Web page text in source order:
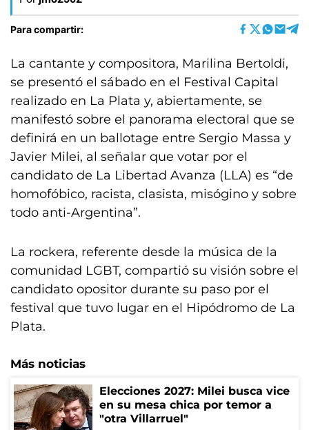
Para compartir:
La cantante y compositora, Marilina Bertoldi,
se presentó el sábado en el Festival Capital
realizado en La Plata y, abiertamente, se
manifestó sobre el panorama electoral que se
definirá en un ballotage entre Sergio Massa y
Javier Milei, al señalar que votar por el
candidato de La Libertad Avanza (LLA) es “de
homofóbico, racista, clasista, misógino y sobre
todo anti-Argentina”.
La rockera, referente desde la música de la
comunidad LGBT, compartió su visión sobre el
candidato opositor durante su paso por el
festival que tuvo lugar en el Hipódromo de La
Plata.
Más noticias
Elecciones 2027: Milei busca vice
en su mesa chica por temor a
"otra Villarruel"